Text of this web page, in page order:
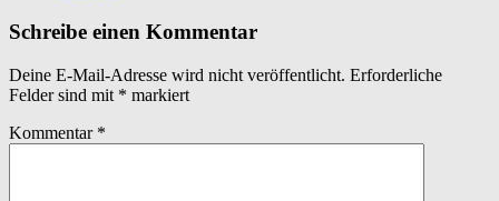
Schreibe einen Kommentar
Deine E-Mail-Adresse wird nicht veröffentlicht. Erforderliche
Felder sind mit * markiert
Kommentar *